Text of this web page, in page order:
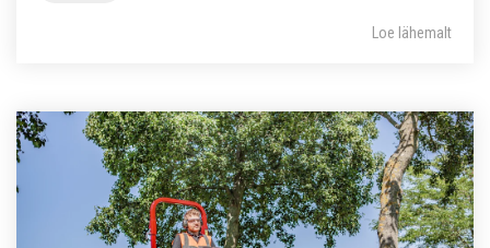
Loe lähemalt